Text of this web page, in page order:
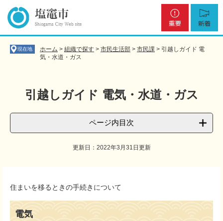
の
ー
現在地 ホーム > 組織で探す > 市民生活部 > 市民課 > 引越しガイド 電
気・水道・ガス
引越しガイド 電気・水道・ガス
ページ内目次
更新日：2022年3月31日更新
住まいを移るときの手続きについて
電気